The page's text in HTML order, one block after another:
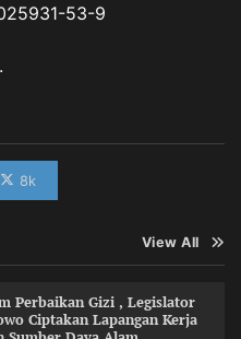
53-9
8k
View All
Perbaikan Gizi , Legislator
Ciptakan Lapangan Kerja